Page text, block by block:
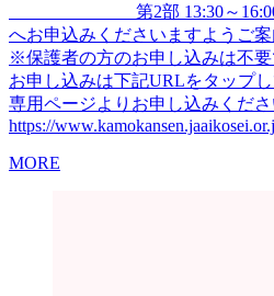
第2部 13:30～
へお申込みくださいますようご案
※保護者の方のお申し込みは不要
お申し込みは下記URLをタップ
専用ページよりお申し込みくださ
https://
MORE